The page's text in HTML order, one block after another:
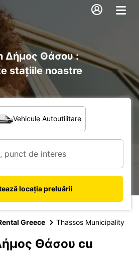
Δήμος Θάσου :
stațiile noastre
Vehicule Autoutilitare
locația preluării
Greece Thassos Municipality
Θάσου cu